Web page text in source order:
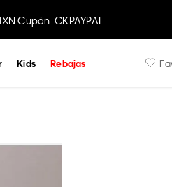
Cupón: CKPAYPAL
la app.
Kids Rebajas